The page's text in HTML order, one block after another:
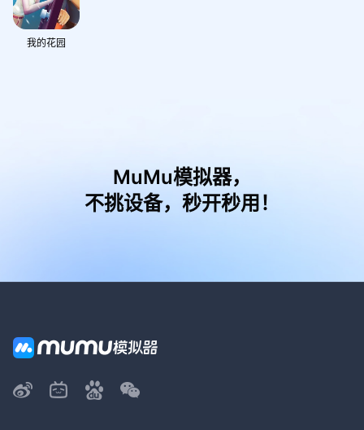
我的花园
MuMu模拟器，
不挑设备，秒开秒用！